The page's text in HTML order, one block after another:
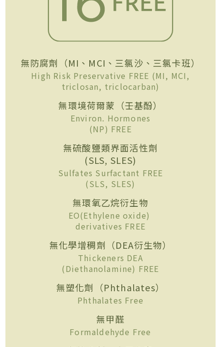
無防腐劑（MI、MCI、三氯沙、三氯卡班）
High Risk Preservative FREE (MI, MCI,
triclosan, triclocarban)
無環境荷爾蒙（壬基酚）
Environ. Hormones
(NP) FREE
無硫酸鹽類界面活性劑
(SLS, SLES)
Sulfates Surfactant FREE
(SLS, SLES)
無環氧乙烷衍生物
EO(Ethylene oxide)
derivatives FREE
無化學增稠劑（DEA衍生物）
Thickeners DEA
(Diethanolamine) FREE
無塑化劑（Phthalates）
Phthalates Free
無甲醛
Formaldehyde Free